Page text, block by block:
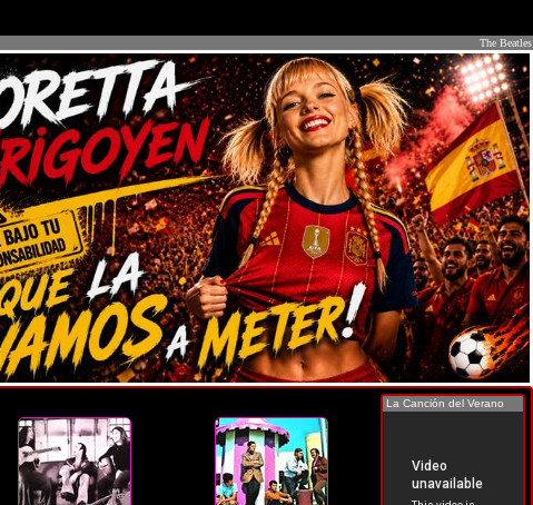
The Beatles
La Canción del Verano